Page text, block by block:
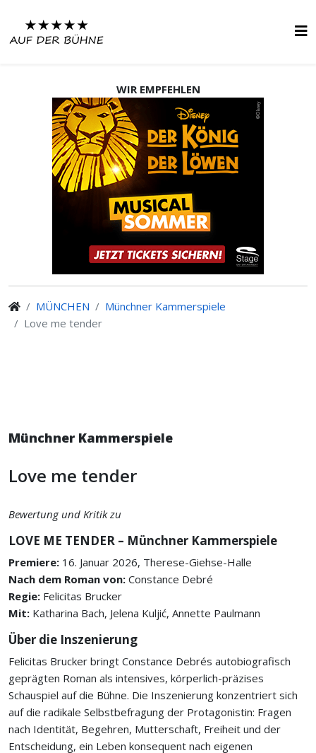
WIR EMPFEHLEN
MÜNCHEN
Münchner Kammerspiele
Love me tender
Münchner Kammerspiele
Love me tender
Bewertung und Kritik zu
LOVE ME TENDER – Münchner Kammerspiele
Premiere: 16. Januar 2026, Therese-Giehse-Halle
Nach dem Roman von: Constance Debré
Regie: Felicitas Brucker
Mit: Katharina Bach, Jelena Kuljić, Annette Paulmann
Über die Inszenierung
Felicitas Brucker bringt Constance Debrés autobiografisch
geprägten Roman als intensives, körperlich-präzises
Schauspiel auf die Bühne. Die Inszenierung konzentriert sich
auf die radikale Selbstbefragung der Protagonistin: Fragen
nach Identität, Begehren, Mutterschaft, Freiheit und der
Entscheidung, ein Leben konsequent nach eigenen